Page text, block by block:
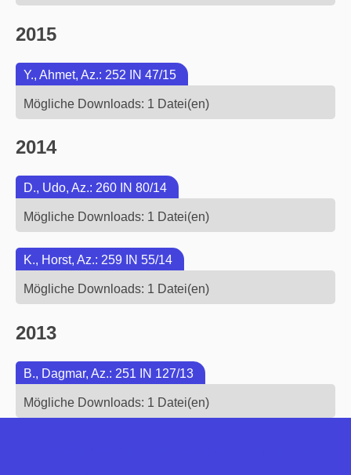
2015
Y., Ahmet, Az.: 252 IN 47/15
Mögliche Downloads: 1 Datei(en)
2014
D., Udo, Az.: 260 IN 80/14
Mögliche Downloads: 1 Datei(en)
K., Horst, Az.: 259 IN 55/14
Mögliche Downloads: 1 Datei(en)
2013
B., Dagmar, Az.: 251 IN 127/13
Mögliche Downloads: 1 Datei(en)